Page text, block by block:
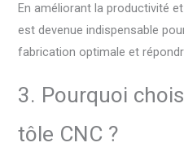
En améliorant la productivité
est devenue indispensable
fabrication optimale et
3. Pourquoi
tôle CNC ?